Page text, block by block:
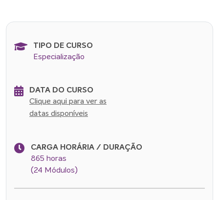
TIPO DE CURSO
Especialização
DATA DO CURSO
Clique aqui para ver as
datas disponíveis
CARGA HORÁRIA / DURAÇÃO
865 horas
(24 Módulos)